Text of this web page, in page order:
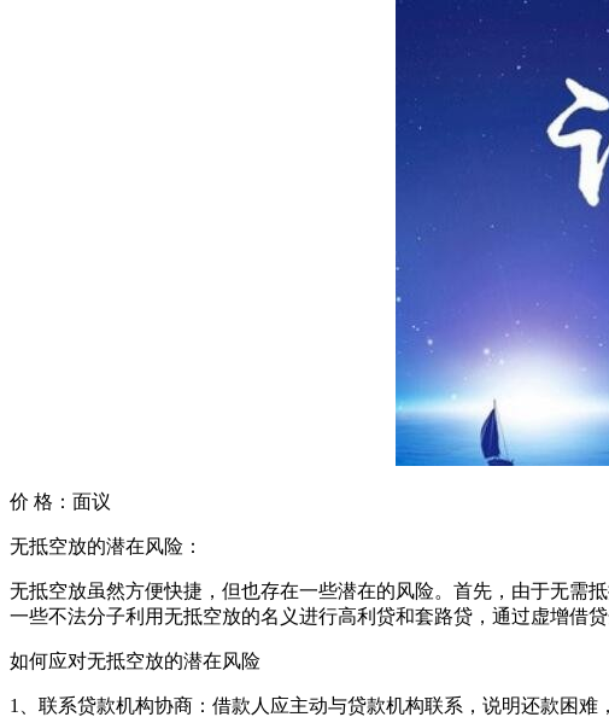
价 格： 面议
无抵空放的潜在风险：
无抵空放虽然方便快捷，但也存在一些潜在的风险。首先，由于无需
一些不法分子利用无抵空放的名义进行高利贷和套路贷，通过虚增借
如何应对无抵空放的潜在风险
1‌、联系贷款机构协商‌：借款人应主动与贷款机构联系，说明还款困难